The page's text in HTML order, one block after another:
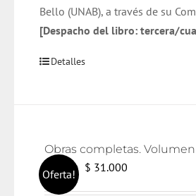
Bello (UNAB), a través de su
[Despacho del libro: tercera/
Detalles
Oferta!
$ 32.000
El
$ 31.000El